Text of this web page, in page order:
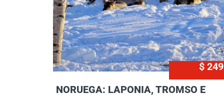
$
NORUEGA: LAPONIA, TROMSO E